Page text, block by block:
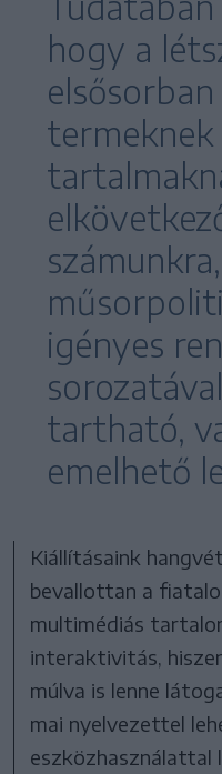
hogy a
termeknek
igényes
tartható,
emelhető
Kiállításaink
bevallottan a
multimédiás
interaktivitás,
múlva is lenne
mai nyelvezettel
eszközhasználattal